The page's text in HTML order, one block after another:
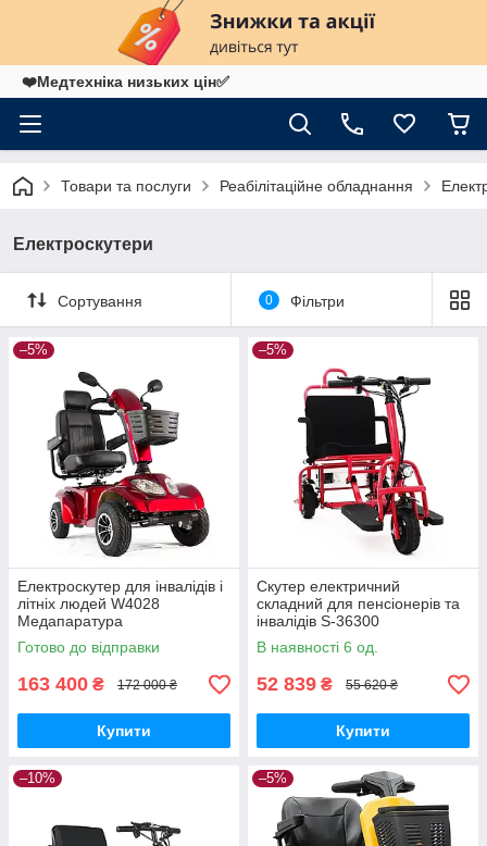
❤️Медтехніка низьких цін✅
Товари та послуги Реабілітаційне обладнання
Електроскутери
Сортування 0 Фільтри
–5%
Електроскутер для інвалідів і
літніх людей W4028
Медапаратура
Готово до відправки
163 400 ₴ 172 000 ₴
Купити
–5%
Скутер електричний
складний для пенсіонерів та
інвалідів S-36300
Медапаратура
В наявності 6 од.
52 839 ₴ 55 620 ₴
Купити
–10% –5%